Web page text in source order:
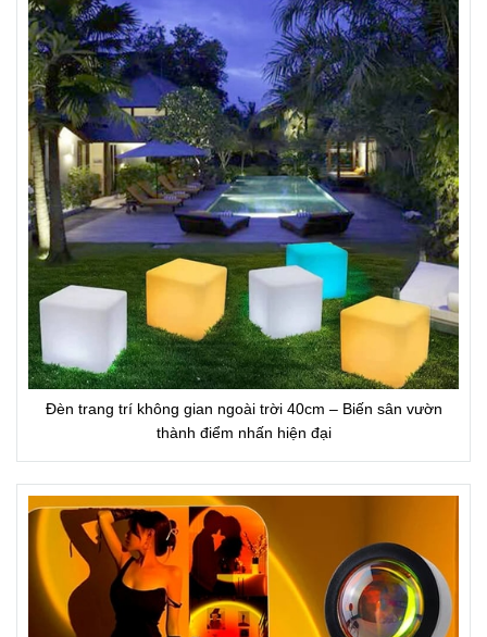
Đèn trang trí không gian ngoài trời 40cm – Biến sân vườn
thành điểm nhấn hiện đại